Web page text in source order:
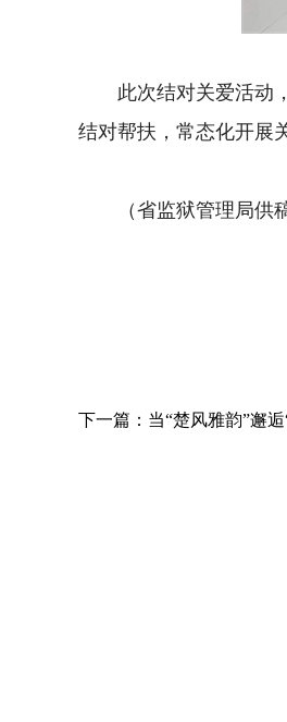
此次结对关爱活动，
结对帮扶，常态化开展
（省监狱管理局供稿
下一篇：当“楚风雅韵”邂